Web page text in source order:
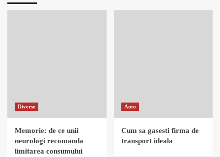
Diverse
Memorie: de ce unii
neurologi recomanda
limitarea consumului
Auto
Cum sa gasesti firma de
transport ideala